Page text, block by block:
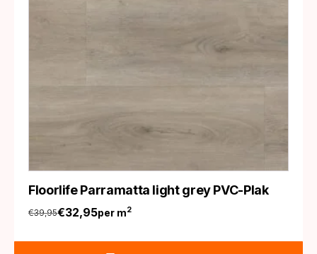
Floorlife Parramatta light grey PVC-Plak
€39,95
Oorspronkelijke
prijs
€32,95
Huidige
prijs
per m2